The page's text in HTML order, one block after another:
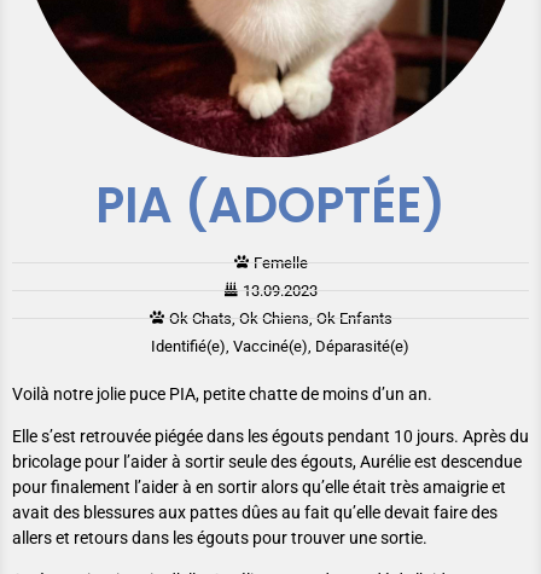
PIA (ADOPTÉE)
Femelle
13.09.2023
Ok Chats, Ok Chiens, Ok Enfants
Identifié(e), Vacciné(e), Déparasité(e)
Voilà notre jolie puce PIA, petite chatte de moins d’un an.
Elle s’est retrouvée piégée dans les égouts pendant 10 jours. Après du
bricolage pour l’aider à sortir seule des égouts, Aurélie est descendue
pour finalement l’aider à en sortir alors qu’elle était très amaigrie et
avait des blessures aux pattes dûes au fait qu’elle devait faire des
allers et retours dans les égouts pour trouver une sortie.